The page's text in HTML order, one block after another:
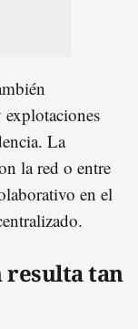
La
la red o entre
en el
resulta tan